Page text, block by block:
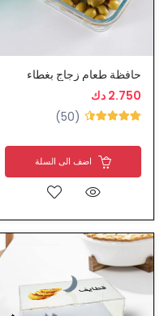
حافظة طعام زجاج بغطاء
2.750 دك
(50)
اضف الى السلة